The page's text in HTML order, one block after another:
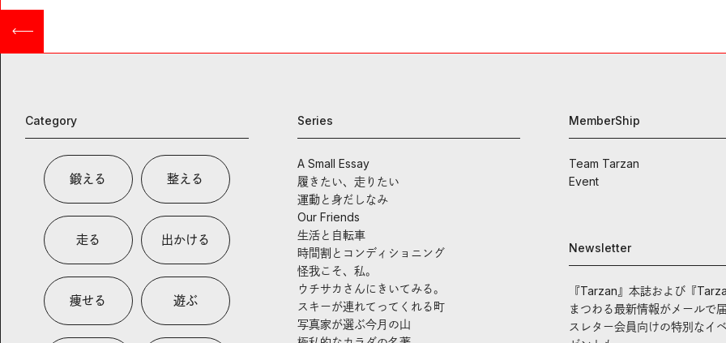
Category
鍛える 整える
走る 出かける
痩せる 遊ぶ
Series
A Small Essay
履きたい、走りたい
運動と身だしなみ
Our Friends
生活と自転車
時間割とコンディショニング
怪我こそ、私。
ウチサカさんにきいてみる。
スキーが連れてってくれる町
写真家が選ぶ今月の山
MemberShip
Team Tarzan
Event
Newsletter
『Tarzan』本誌および『
まつわる最新情報がメールで
スレター会員向けの特別なイ